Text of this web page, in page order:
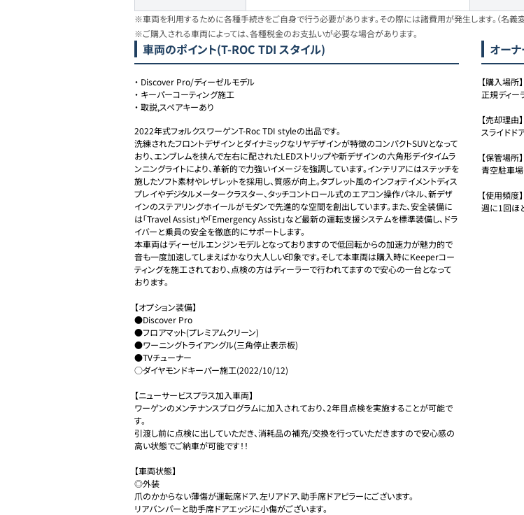
※車両を利用するために各種手続きをご自身で行う必要があります。その際には諸費用が発生します。（名義変
※ご購入される車両によっては、各種税金のお支払いが必要な場合があります。
車両のポイント(T-ROC TDI スタイル)
・ Discover Pro/ディーゼルモデル
・ キーパーコーティング施工
・ 取説,スペアキーあり
2022年式フォルクスワーゲンT-Roc TDI styleの出品です。
洗練されたフロントデザインとダイナミックなリヤデザインが特徴のコンパクトSUVとなって
おり、エンブレムを挟んで左右に配されたLEDストリップや新デザインの六角形デイタイムラ
ンニングライトにより、革新的で力強いイメージを強調しています。インテリアにはステッチを
施したソフト素材やレザレットを採用し、質感が向上。タブレット風のインフォテイメントディス
プレイやデジタルメータークラスター、タッチコントロール式のエアコン操作パネル、新デザ
インのステアリングホイールがモダンで先進的な空間を創出しています。また、安全装備に
は「Travel Assist」や「Emergency Assist」など最新の運転支援システムを標準装備し、ドラ
イバーと乗員の安全を徹底的にサポートします。
本車両はディーゼルエンジンモデルとなっておりますので低回転からの加速力が魅力的で
音も一度加速してしまえばかなり大人しい印象です。そして本車両は購入時にKeeperコー
ティングを施工されており、点検の方はディーラーで行われてますので安心の一台となって
おります。
【オプション装備】
●Discover Pro
●フロアマット(プレミアムクリーン)
●ワーニングトライアングル(三角停止表示板)
●TVチューナー
○ダイヤモンドキーパー施工(2022/10/12)
【ニューサービスプラス加入車両】
ワーゲンのメンテナンスプログラムに加入されており、2年目点検を実施することが可能で
す。
引渡し前に点検に出していただき、消耗品の補充/交換を行っていただきますので安心感の
高い状態でご納車が可能です！！
【車両状態】
◎外装
爪のかからない薄傷が運転席ドア、左リアドア、助手席ドアピラーにございます。
リアバンパーと助手席ドアエッジに小傷がございます。
オー
【購入場所】
正規ディー
【売却理由】
スライドド
【保管場所】
青空駐車場
【使用頻度】
週に1回ほ